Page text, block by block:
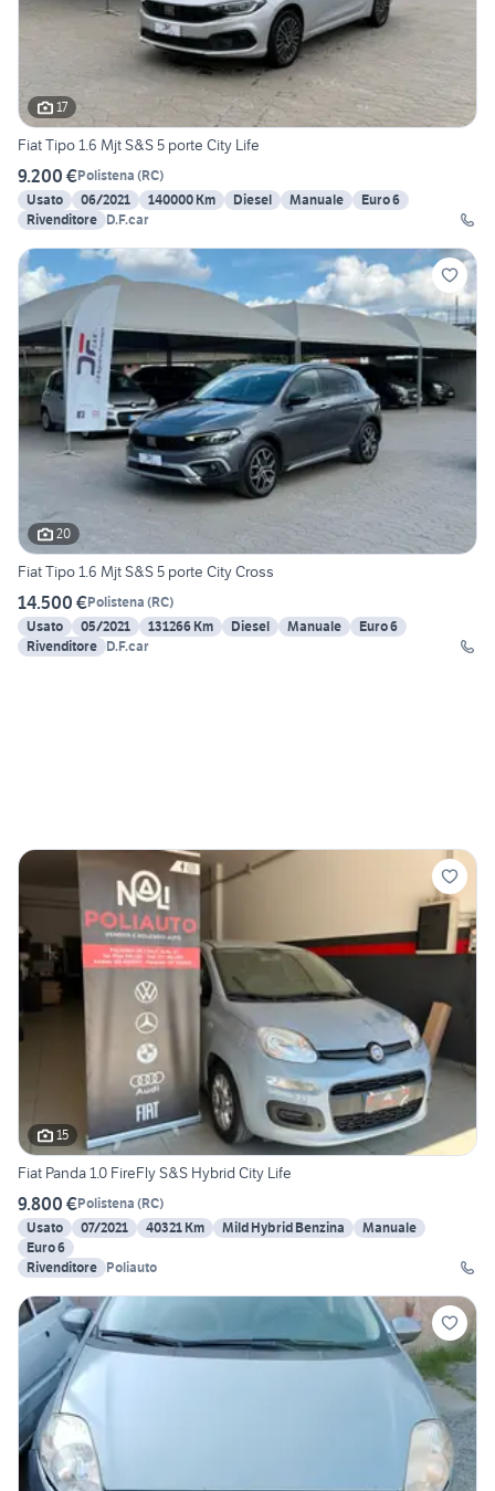
17
Fiat Tipo 1.6 Mjt S&S 5 porte City Life
9.200 €Polistena (RC)
Usato
06/2021 140000 Km Diesel Manuale
Euro 6
Rivenditore D.F.car
20
Fiat Tipo 1.6 Mjt S&S 5 porte City Cross
14.500 €Polistena (RC)
Usato
05/2021 131266 Km Diesel Manuale
Euro 6
Rivenditore D.F.car
15
Fiat Panda 1.0 FireFly S&S Hybrid City Life
9.800 €Polistena (RC)
Usato
07/2021 40321 Km Mild Hybrid Benzina
Manuale
Euro 6
Rivenditore Poliauto